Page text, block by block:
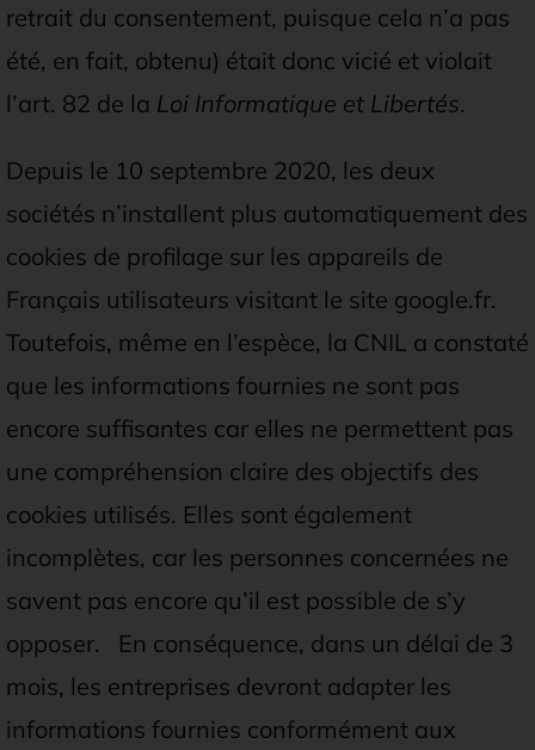
retrait du consentement, puisque cela n’a pas
été, en fait, obtenu) était donc vicié et violait
l’art. 82 de la Loi Informatique et Libertés.
Depuis le 10 septembre 2020, les deux
sociétés n’installent plus automatiquement des
cookies de profilage sur les appareils de
Français utilisateurs visitant le site google.fr.
Toutefois, même en l’espèce, la CNIL a constaté
que les informations fournies ne sont pas
encore suffisantes car elles ne permettent pas
une compréhension claire des objectifs des
cookies utilisés. Elles sont également
incomplètes, car les personnes concernées ne
savent pas encore qu’il est possible de s’y
opposer. En conséquence, dans un délai de 3
mois, les entreprises devront adapter les
informations fournies conformément aux